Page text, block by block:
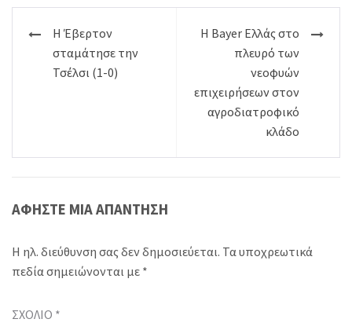
Πλοήγηση
άρθρων
Η Έβερτον
σταμάτησε την
Τσέλσι (1-0)
H Bayer Ελλάς στο
πλευρό των
νεοφυών
επιχειρήσεων στον
αγροδιατροφικό
κλάδο
ΑΦΉΣΤΕ ΜΙΑ ΑΠΆΝΤΗΣΗ
Η ηλ. διεύθυνση σας δεν δημοσιεύεται. Τα υποχρεωτικά
πεδία σημειώνονται με *
ΣΧΌΛΙΟ *